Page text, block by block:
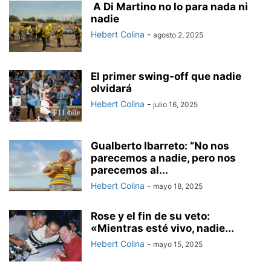
A Di Martino no lo para nada ni
nadie
Hebert Colina - agosto 2, 2025
El primer swing-off que nadie
olvidará
Hebert Colina - julio 16, 2025
Gualberto Ibarreto: “No nos
parecemos a nadie, pero nos
parecemos al...
Hebert Colina - mayo 18, 2025
Rose y el fin de su veto:
«Mientras esté vivo, nadie...
Hebert Colina - mayo 15, 2025